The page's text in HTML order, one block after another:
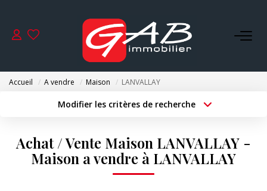
ACHETER
SYNDIC
Accueil A vendre Maison LANVALLAY
Modifier les critères de recherche
Sélectionnez...
Type de bien
Surface min
Achat / Vente Maison LANVALLAY -
Maison a vendre à LANVALLAY